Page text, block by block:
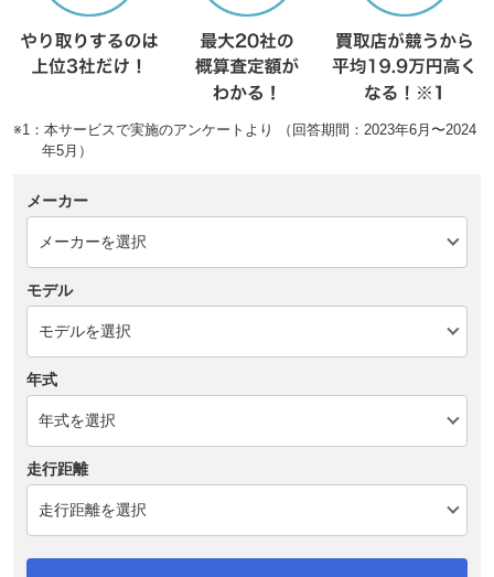
※1：本サービスで実施のアンケートより （回答期間：2023年6月〜2024
年5月）
メーカー
モデル
年式
走行距離